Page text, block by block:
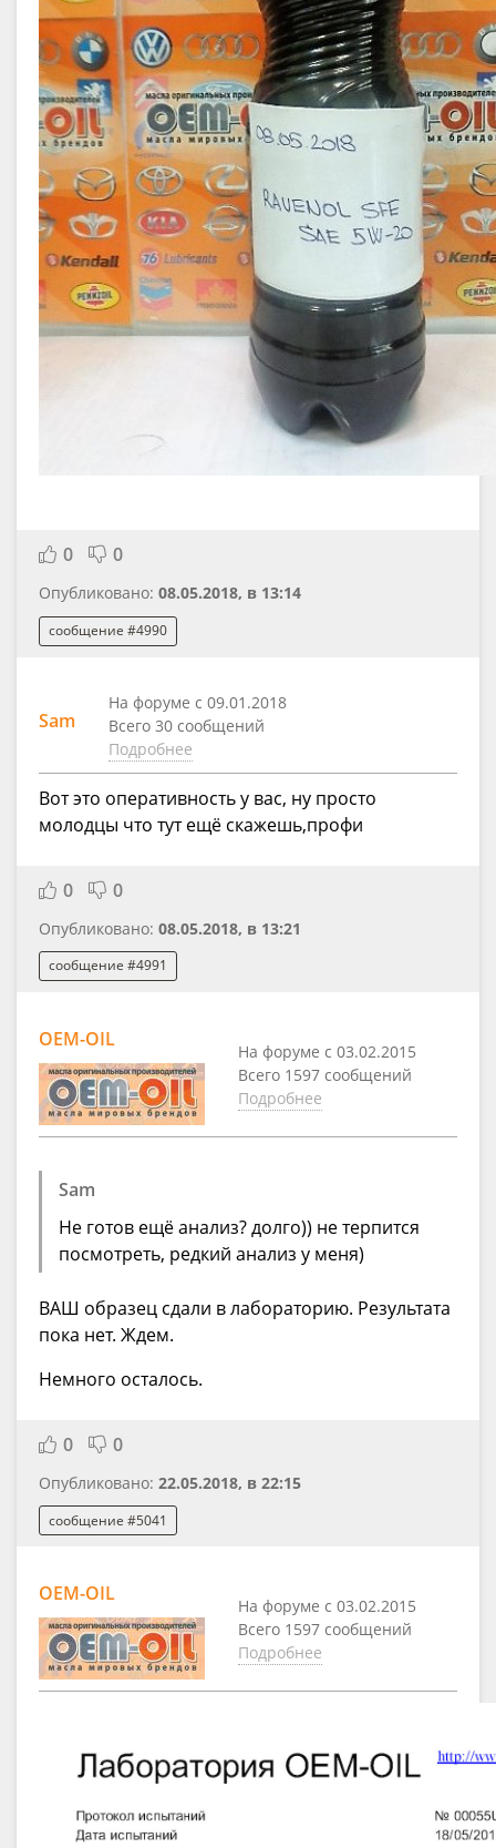
0 0
Опубликовано: 08.05.2018, в 13:14
сообщение #4990
Sam
На форуме с 09.01.2018
Всего 30 сообщений
Подробнее
Вот это оперативность у вас, ну просто
молодцы что тут ещё скажешь,профи
0 0
Опубликовано: 08.05.2018, в 13:21
сообщение #4991
OEM-OIL
На форуме с 03.02.2015
Всего 1597 сообщений
Подробнее
Sam
Не готов ещё анализ? долго)) не терпится
посмотреть, редкий анализ у меня)
ВАШ образец сдали в лабораторию. Результата
пока нет. Ждем.
Немного осталось.
0 0
Опубликовано: 22.05.2018, в 22:15
сообщение #5041
OEM-OIL
На форуме с 03.02.2015
Всего 1597 сообщений
Подробнее